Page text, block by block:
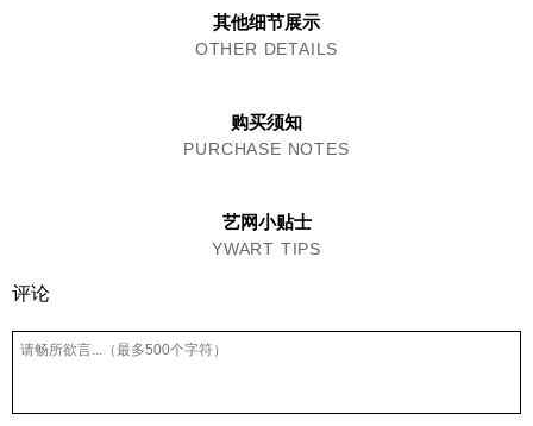
其他细节展示
OTHER DETAILS
购买须知
PURCHASE NOTES
艺网小贴士
YWART TIPS
评论